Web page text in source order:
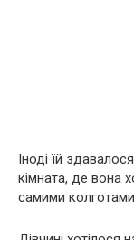
Іноді їй
кімната, де вона
самими